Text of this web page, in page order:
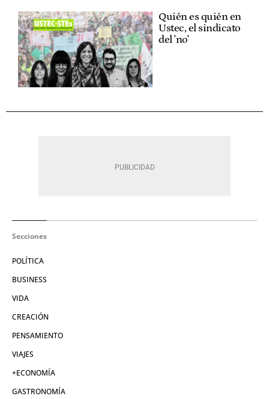
Quién es quién en
Ustec, el sindicato
del 'no'
Secciones
POLÍTICA
BUSINESS
VIDA
CREACIÓN
PENSAMIENTO
VIAJES
+ECONOMÍA
GASTRONOMÍA